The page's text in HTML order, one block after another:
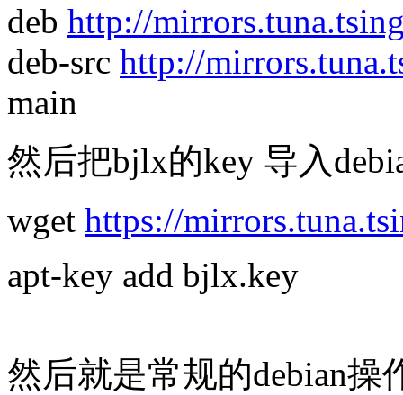
deb http://
deb-src http://
main
然后把bjlx的key 导入
wget https://
apt-key add bjlx.key
然后就是常规的debian操